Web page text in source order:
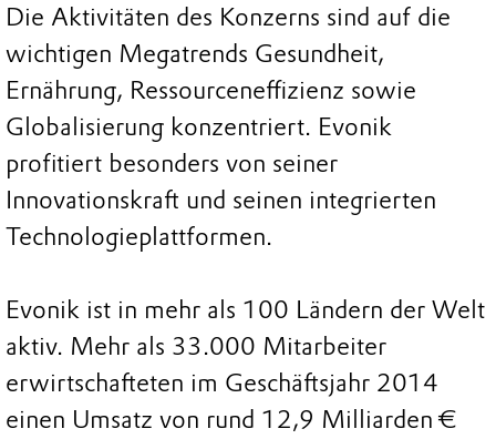
Die Aktivitäten des Konzerns sind auf die
wichtigen Megatrends Gesundheit,
Ernährung, Ressourceneffizienz sowie
Globalisierung konzentriert. Evonik
profitiert besonders von seiner
Innovationskraft und seinen integrierten
Technologieplattformen.
Evonik ist in mehr als 100 Ländern der Welt
aktiv. Mehr als 33.000 Mitarbeiter
erwirtschafteten im Geschäftsjahr 2014
einen Umsatz von rund 12,9 Milliarden €